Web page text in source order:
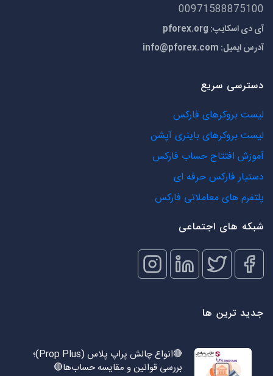
00971588875100
آی دی اسکایپ: pforex.org
آدرس ایمیل: info@pforex.com
دسترسی سریع
لیست بروکرهای فارکس
لیست بروکرهای باینری آپشن
آموزش افتتاح حساب فارکس
دستیار فارکس حرفه ای
پلتفرم های معاملاتی فارکس
شبکه های اجتماعی
جدید ترین ها
🔴انواع چالش پراپ پلاس (Prop Plus)؛
بررسی قوانین و مقایسه حساب‌ها🔴